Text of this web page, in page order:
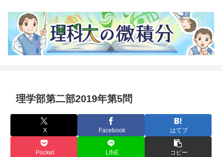
理学部第二部2019年第5問
X Facebook はてブ
Pocket LINE コピー